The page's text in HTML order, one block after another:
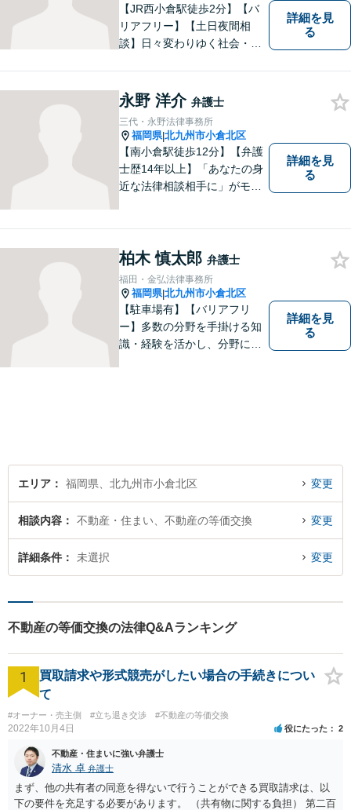
【JR西小倉駅徒歩2分】【バ
リアフリー】【土日夜間相
談】日々変わりゆく社会・法
だける良質なサービスを提供
できるよう日々研鑽に努めて
まいります。お気軽にご相談
ください。
詳細を見
る
永野 洋介 弁護士
三代・永野法律事務所
福岡県|北九州市小倉北区
【南小倉駅徒歩12分】【弁護
士歴14年以上】「あなたの身
近な法律相談相手に」がモッ
える問題に注力しております
ので、お気軽にご相談くださ
いませ。【駐車場あり】
詳細を見
る
柏木 慎太郎 弁護士
福田・金弘法律事務所
福岡県|北九州市小倉北区
【駐車場有】【バリアフリ
ー】多数の分野を手掛ける知
識・経験を活かし、分野にと
談ください。
詳細を見
る
エリア 福岡県、北九州市小倉北区 変更
相談内容 不動産・住まい、不動産の等価交換 変更
詳細条件 未選択 変更
不動産の等価交換の法律Q&Aランキング
1
買取請求や形式競売がしたい場合の手続きについ
て
#オーナー・売主側 #立ち退き交渉 #不動産の等価交換
2022年10月4日 役にたった 2
不動産・住まいに強い弁護士
清水 卓 弁護士
まず、他の共有者の同意を得ないで行うことができる買取請求は、以
下の要件を充足する必要があります。 （共有物に関する負担） 第二百